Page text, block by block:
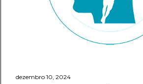
dezembro 10, 2024